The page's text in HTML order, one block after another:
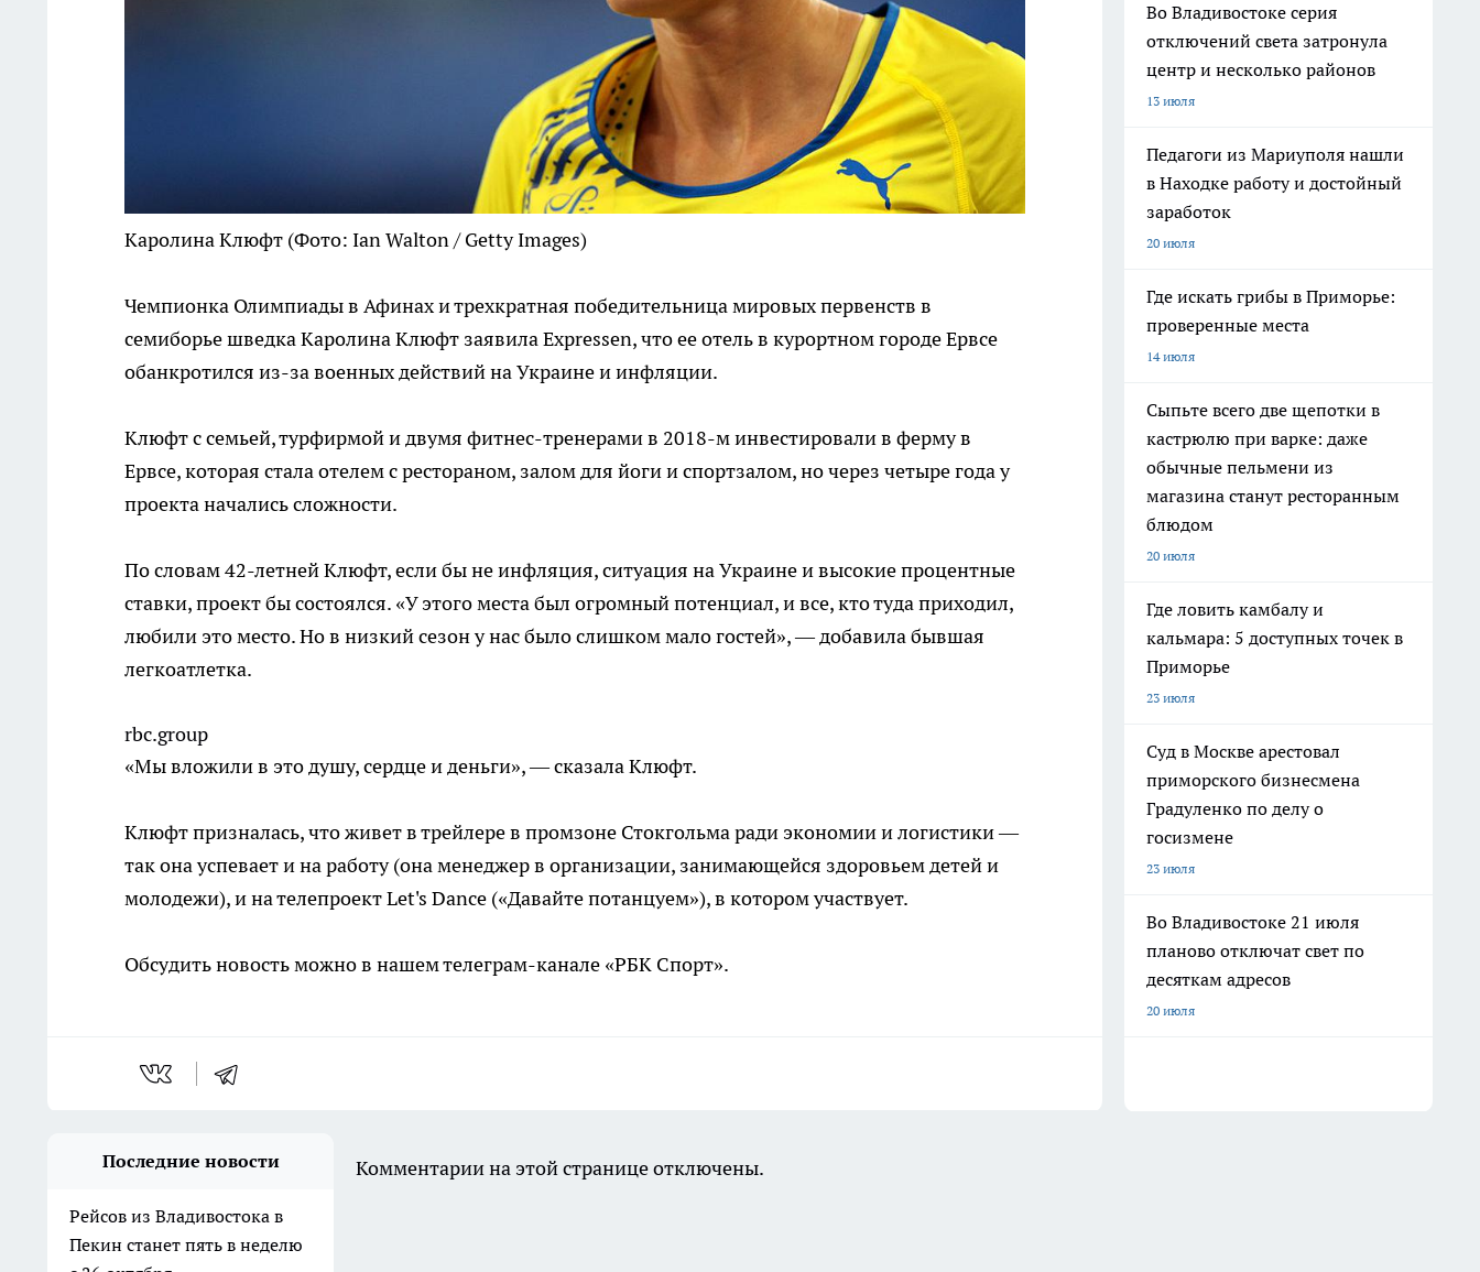
Каролина Клюфт (Фото: Ian Walton / Getty Images)
Чемпионка Олимпиады в Афинах и трехкратная победительница мировых первенств в
семиборье шведка Каролина Клюфт заявила Expressen, что ее отель в курортном городе Ервсе
обанкротился из-за военных действий на Украине и инфляции.
Клюфт с семьей, турфирмой и двумя фитнес-тренерами в 2018-м инвестировали в ферму в
Ервсе, которая стала отелем с рестораном, залом для йоги и спортзалом, но через четыре года у
проекта начались сложности.
По словам 42-летней Клюфт, если бы не инфляция, ситуация на Украине и высокие процентные
ставки, проект бы состоялся. «У этого места был огромный потенциал, и все, кто туда приходил,
любили это место. Но в низкий сезон у нас было слишком мало гостей», — добавила бывшая
легкоатлетка.
rbc.group
«Мы вложили в это душу, сердце и деньги», — сказала Клюфт.
Клюфт призналась, что живет в трейлере в промзоне Стокгольма ради экономии и логистики —
так она успевает и на работу (она менеджер в организации, занимающейся здоровьем детей и
молодежи), и на телепроект Let's Dance («Давайте потанцуем»), в котором участвует.
Обсудить новость можно в нашем телеграм-канале «РБК Спорт».
Во Владивостоке серия
отключений света затронула
центр и несколько районов
13 июля
Педагоги из Мариуполя нашли
в Находке работу и достойный
заработок
20 июля
Где искать грибы в Приморье:
проверенные места
14 июля
Сыпьте всего две щепотки в
кастрюлю при варке: даже
обычные пельмени из
магазина станут ресторанным
блюдом
20 июля
Где ловить камбалу и
кальмара: 5 доступных точек в
Приморье
23 июля
Суд в Москве арестовал
приморского бизнесмена
Градуленко по делу о
госизмене
23 июля
Во Владивостоке 21 июля
планово отключат свет по
десяткам адресов
20 июля
Последние новости
Рейсов из Владивостока в
Пекин станет пять в неделю
Комментарии на этой странице отключены.